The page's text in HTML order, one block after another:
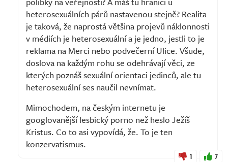
heterosexuálních párů nastavenou stejně? Realita
je taková, že naprostá většina projevů náklonnosti
v médiích je heterosexuální a je jedno, jestli to je
reklama na Merci nebo podvečerní Ulice. Všude,
doslova na každým rohu se odehrávají věci, ze
kterých poznáš sexuální orientaci jedinců, ale tu
heterosexuální ses naučil nevnímat.
Mimochodem, na českým internetu je
googlovanější lesbický porno než heslo Ježíš
Kristus. Co to asi vypovídá, že. To je ten
konzervatismus.
1 7